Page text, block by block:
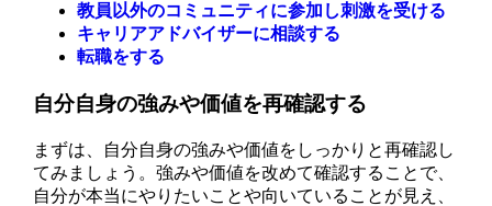
教員以外のコミュニティに参加し刺激を受ける
キャリアアドバイザーに相談する
転職をする
自分自身の強みや価値を再確認する
まずは、自分自身の強みや価値をしっかりと再確認し
てみましょう。強みや価値を改めて確認することで、
自分が本当にやりたいことや向いていることが見え、